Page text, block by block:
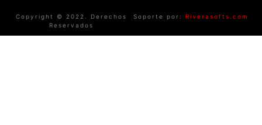
Copyright © 2022. Derechos
Reservados
Soporte por: Riverasofts.com